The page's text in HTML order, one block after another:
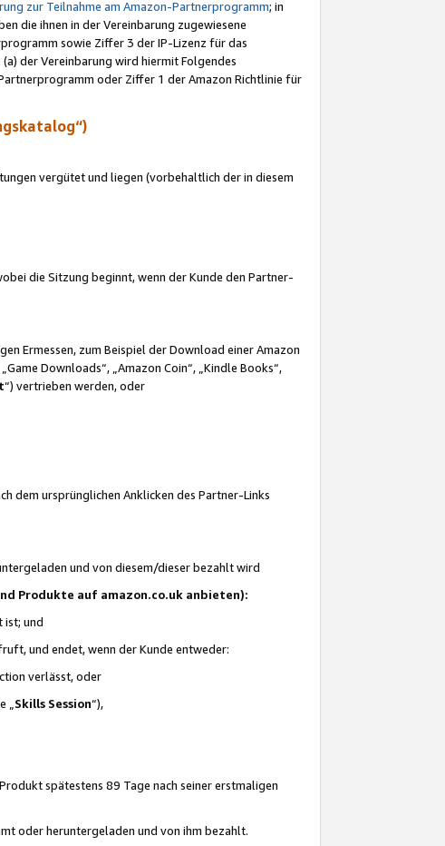
zur Teilnahme am Amazon-Partnerprogramm; in
die ihnen in der Vereinbarung zugewiesene
sowie Ziffer 3 der IP-Lizenz für das
der Vereinbarung wird hiermit Folgendes
oder Ziffer 1 der Amazon Richtlinie für
vergütet und liegen (vorbehaltlich der in diesem
die Sitzung beginnt, wenn der Kunde den Partner-
Ermessen, zum Beispiel der Download einer Amazon
Downloads“, „Amazon Coin“, „Kindle Books“,
“) vertrieben werden, oder
dem ursprünglichen Anklicken des Partner-Links
und von diesem/dieser bezahlt wird
Produkte auf amazon.co.uk anbieten):
ist; und
und endet, wenn der Kunde entweder:
verlässt, oder
Skills Session“),
spätestens 89 Tage nach seiner erstmaligen
oder heruntergeladen und von ihm bezahlt.